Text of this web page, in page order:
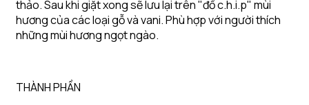
thảo. Sau khi giặt xong sẽ lưu lại trên "đồ c.h.i.p" mùi
hương của các loại gỗ và vani. Phù hợp với người thích
những mùi hương ngọt ngào.
THÀNH PHẦN